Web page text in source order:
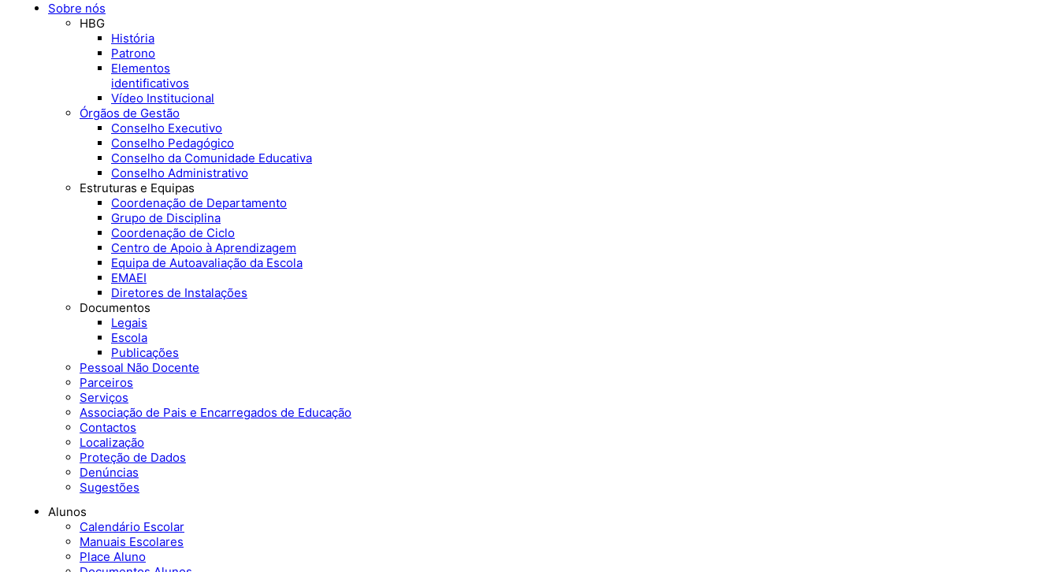
Sobre nós
HBG
História
Patrono
Elementos
identificativos
Vídeo Institucional
Órgãos de Gestão
Conselho Executivo
Conselho Pedagógico
Conselho da Comunidade Educativa
Conselho Administrativo
Estruturas e Equipas
Coordenação de Departamento
Grupo de Disciplina
Coordenação de Ciclo
Centro de Apoio à Aprendizagem
Equipa de Autoavaliação da Escola
EMAEI
Diretores de Instalações
Documentos
Legais
Escola
Publicações
Pessoal Não Docente
Parceiros
Serviços
Associação de Pais e Encarregados de Educação
Contactos
Localização
Proteção de Dados
Denúncias
Sugestões
Alunos
Calendário Escolar
Manuais Escolares
Place Aluno